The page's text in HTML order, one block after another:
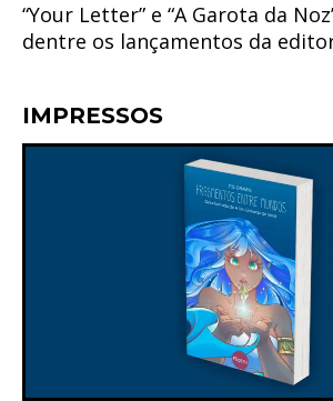
“Your Letter” e “A Garota da
dentre os lançamentos da
IMPRESSOS